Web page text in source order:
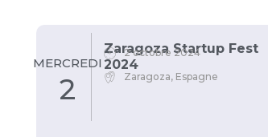
MERCREDI
2
Zaragoza Startup Fest
2024
2 octobre 2024
Zaragoza, Espagne